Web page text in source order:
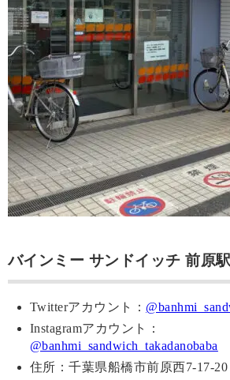
バインミー サンドイッチ 前原
Twitterアカウント：
Instagramアカウント：
@banhmi_sandwich_takadanobaba
住所：千葉県船橋市前原西7-17-20